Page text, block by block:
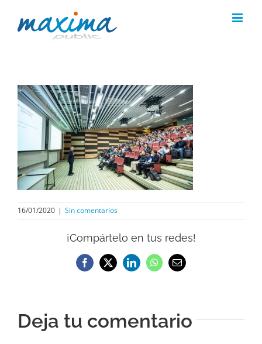
contenido
16/01/2020 | Sin comentarios
¡Compártelo en tus redes!
Facebook
X LinkedInWhatsApp
Correo
Deja tu comentario